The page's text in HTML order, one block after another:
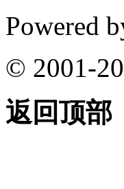
Powered
© 2001-
返回顶部